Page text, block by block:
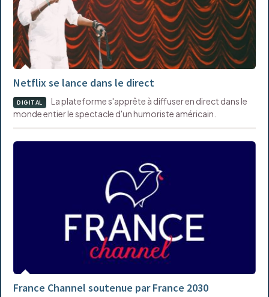
Netflix se lance dans le direct
DIGITAL
La plateforme s'apprête à diffuser en direct dans le
monde entier le spectacle d'un humoriste américain.
France Channel soutenue par France 2030